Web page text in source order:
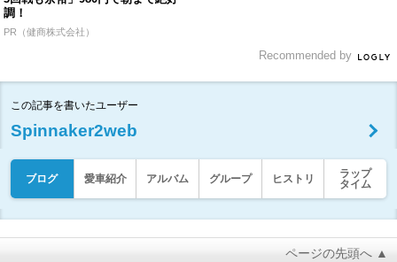
調！
PR（健商株式会社）
Recommended by
この記事を書いたユーザー
Spinnaker2web
ブログ 愛車紹介 アルバム グループ ヒストリ
ラップ
タイム
ページの先頭へ ▲